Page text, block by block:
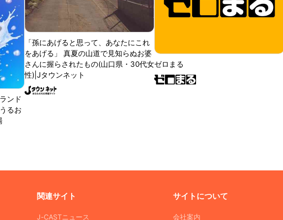
ンド
るお
「孫にあげると思って、あなたにこれ
をあげる」 真夏の山道で見知らぬお婆
さんに握らされたもの(山口県・30代女
性)|Jタウンネット
ゼロまる
関連サイト
J-CASTニュース
サイトについて
会社案内